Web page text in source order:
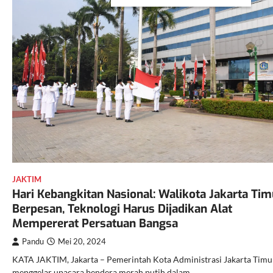
JAKTIM
Hari Kebangkitan Nasional: Walikota Jakarta
Berpesan, Teknologi Harus Dijadikan Alat
Mempererat Persatuan Bangsa
Pandu Mei 20, 2024
KATA JAKTIM, Jakarta – Pemerintah Kota Administrasi Jakarta